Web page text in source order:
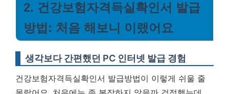
2. 건강보험자격득실확인서 발급
방법: 처음 해보니 이랬어요
생각보다 간편했던 PC 인터넷 발급 경험
건강보험자격득실확인서 발급방법이 이렇게 쉬울 줄